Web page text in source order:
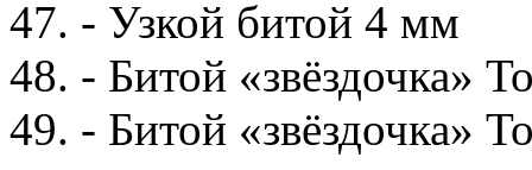
47. - Узкой битой 4 мм
48. - Битой «звёздочка»
49. - Битой «звёздочка»